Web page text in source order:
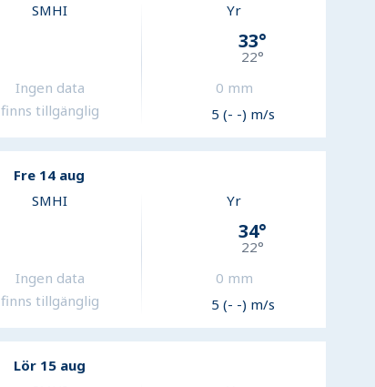
SMHI
Ingen data
finns tillgänglig
Yr
33°
22°
0 mm
5 (- -) m/s
Fre 14 aug
SMHI
Ingen data
finns tillgänglig
Yr
34°
22°
0 mm
5 (- -) m/s
Lör 15 aug